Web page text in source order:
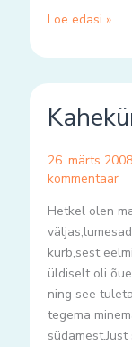
Loe edasi »
26. märts 2008
kommentaar
Hetkel olen
kurb,sest
üldiselt oli
ning see
tegema
kuues